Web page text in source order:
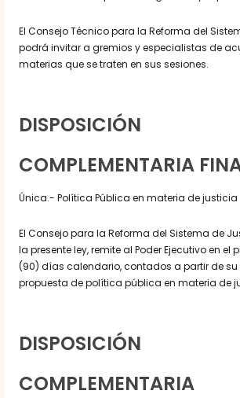
El Consejo Técnico para la Reforma del
podrá invitar a gremios y especialistas de
materias que se traten en sus sesiones.
DISPOSICIÓN
COMPLEMENTARIA
Única.- Política Pública en materia de justicia
El Consejo para la Reforma del Sistema de
la presente ley, remite al Poder Ejecutivo en el
(90) días calendario, contados a partir de
propuesta de política pública en materia de
DISPOSICIÓN
COMPLEMENTARIA